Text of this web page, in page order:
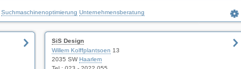
Suchmaschinenoptimierung Unternehmensberatung
SiS Design
Willem Kolffplantsoen 13
2035 SWHaarlem